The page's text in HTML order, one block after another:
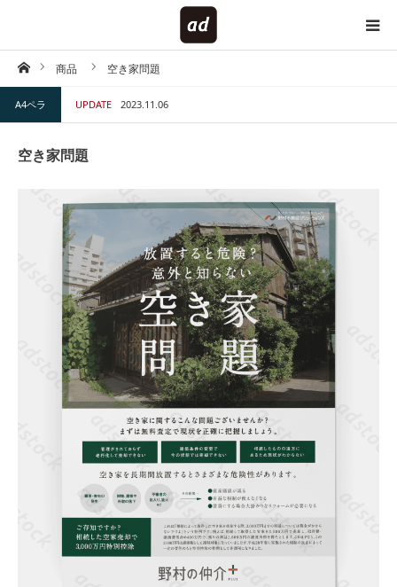
ホーム商品 空き家問題
A4ペラ UPDATE 2023.11.06
空き家問題
HOME
対象で探す
仕様で探す
キーワードで探す
テイストで探す